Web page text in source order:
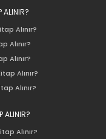
ALINIR?
Alınır?
Alınır?
Alınır?
Alınır?
Alınır?
ALINIR?
Alınır?